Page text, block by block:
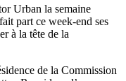
Urban la semaine
part ce week-end ses
à la tête de la
de la Commission